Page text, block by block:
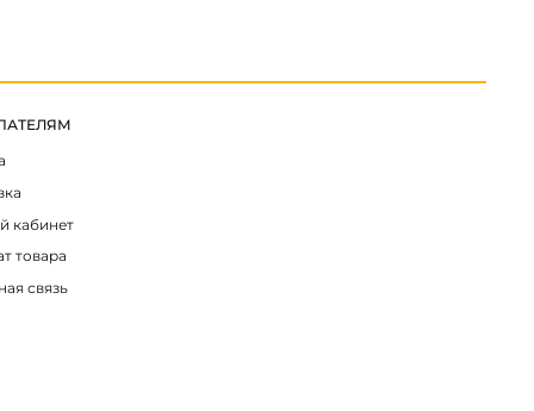
кабинет
товара
связь